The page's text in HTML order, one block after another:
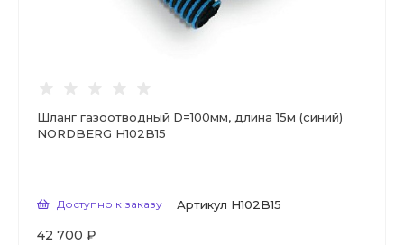
Шланг газоотводный D=100мм, длина 15м (синий)
NORDBERG H102B15
Доступно к заказу Артикул H102B15
42 700 ₽